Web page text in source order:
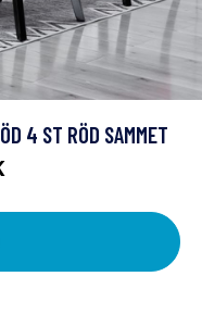
4 ST RÖD SAMMET